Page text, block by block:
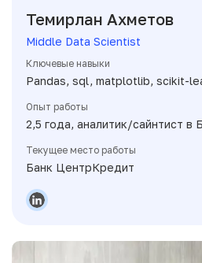
Темирлан Ахметов
Middle Data Scientist
Ключевые навыки
Pandas, sql, matplotlib, scikit-
Опыт работы
2,5 года, аналитик/сайнтист
Текущее место работы
Банк ЦентрКредит